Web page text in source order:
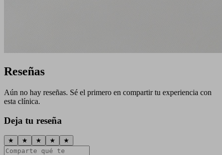
Reseñas
Aún no hay reseñas. Sé el primero en compartir tu experiencia con
esta clínica.
Deja tu reseña
★ ★ ★ ★ ★